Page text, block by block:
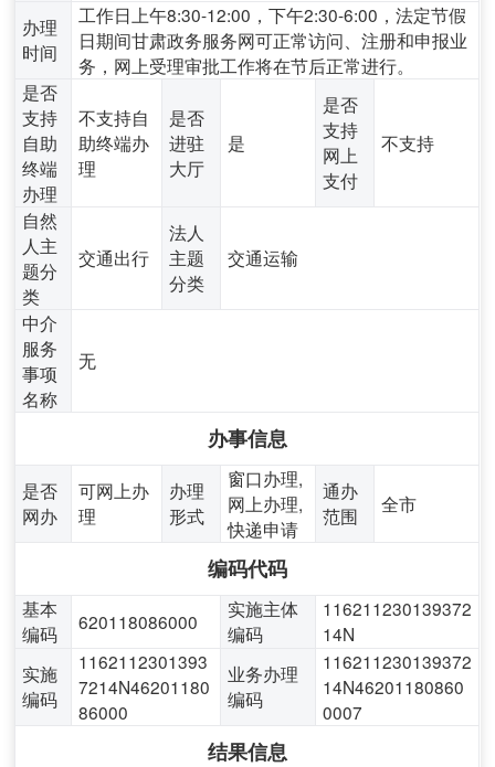
办理
时间
工作日上午8:30-12:00，下午2:30-6:00，法定节假
日期间甘肃政务服务网可正常访问、注册和申报业
务，网上受理审批工作将在节后正常进行。
是否
支持
自助
终端
办理
不支持自
助终端办
理
是否
进驻
大厅
是
是否
支持
网上
支付
不支持
自然
人主
题分
类
交通出行
法人
主题
分类
交通运输
中介
服务
事项
名称
无
办事信息
是否
网办
可网上办
理
办理
形式
窗口办理,
网上办理,
快递申请
通办
范围
全市
编码代码
基本
编码
620118086000
实施主体
编码
116211230139372
14N
实施
编码
1162112301393
7214N46201180
86000
业务办理
编码
116211230139372
14N46201180860
0007
结果信息